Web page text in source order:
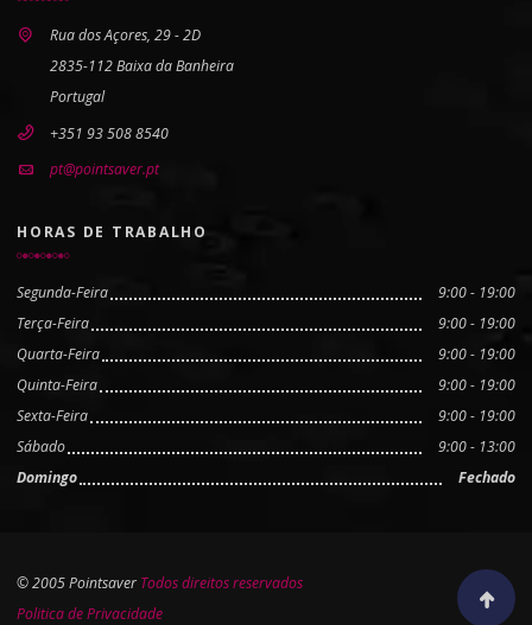
Rua dos Açores, 29 - 2D
2835-112 Baixa da Banheira
Portugal
+351 93 508 8540
pt@pointsaver.pt
HORAS DE TRABALHO
Segunda-Feira
9:00 - 19:00
Terça-Feira
9:00 - 19:00
Quarta-Feira
9:00 - 19:00
Quinta-Feira
9:00 - 19:00
Sexta-Feira
9:00 - 19:00
Sábado
9:00 - 13:00
Domingo
Fechado
© 2005 Pointsaver Todos direitos reservados
Politica de Privacidade
Scroll